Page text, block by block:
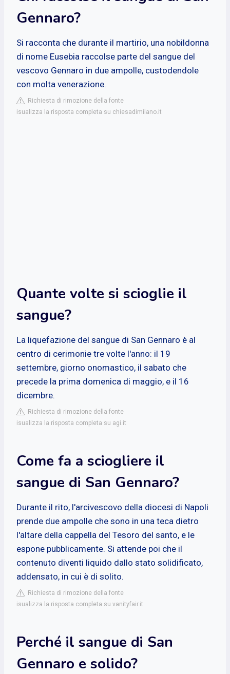
Gennaro?
Si racconta che durante il martirio, una nobildonna
di nome Eusebia raccolse parte del sangue del
vescovo Gennaro in due ampolle, custodendole
con molta venerazione.
Richiesta di rimozione della fonte
isualizza la risposta completa su chiesadimilano.it
Quante volte si scioglie il
sangue?
La liquefazione del sangue di San Gennaro è al
centro di cerimonie tre volte l'anno: il 19
settembre, giorno onomastico, il sabato che
precede la prima domenica di maggio, e il 16
dicembre.
Richiesta di rimozione della fonte
isualizza la risposta completa su agi.it
Come fa a sciogliere il
sangue di San Gennaro?
Durante il rito, l'arcivescovo della diocesi di Napoli
prende due ampolle che sono in una teca dietro
l'altare della cappella del Tesoro del santo, e le
espone pubblicamente. Si attende poi che il
contenuto diventi liquido dallo stato solidificato,
addensato, in cui è di solito.
Richiesta di rimozione della fonte
isualizza la risposta completa su vanityfair.it
Perché il sangue di San
Gennaro e solido?